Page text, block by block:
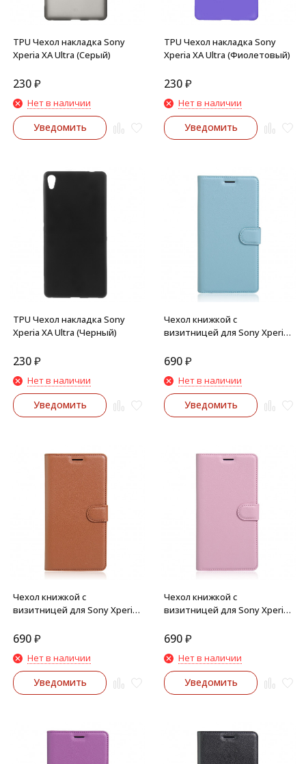
TPU Чехол накладка Sony
Xperia XA Ultra (Серый)
230₽
Нет в наличии
Уведомить
TPU Чехол накладка Sony
Xperia XA Ultra (Фиолетовый)
230₽
Нет в наличии
Уведомить
TPU Чехол накладка Sony
Xperia XA Ultra (Черный)
230₽
Нет в наличии
Уведомить
Чехол книжкой с
визитницей для Sony Xperia
690₽
Нет в наличии
Уведомить
Чехол книжкой с
визитницей для Sony Xperia
690₽
Нет в наличии
Уведомить
Чехол книжкой с
визитницей для Sony Xperia
690₽
Нет в наличии
Уведомить